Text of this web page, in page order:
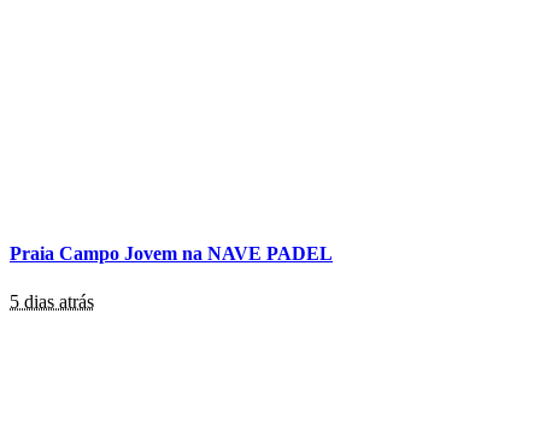
Praia Campo Jovem na NAVE PADEL
5 dias atrás